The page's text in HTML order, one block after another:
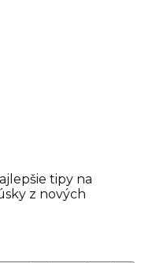
tipy na
z nových